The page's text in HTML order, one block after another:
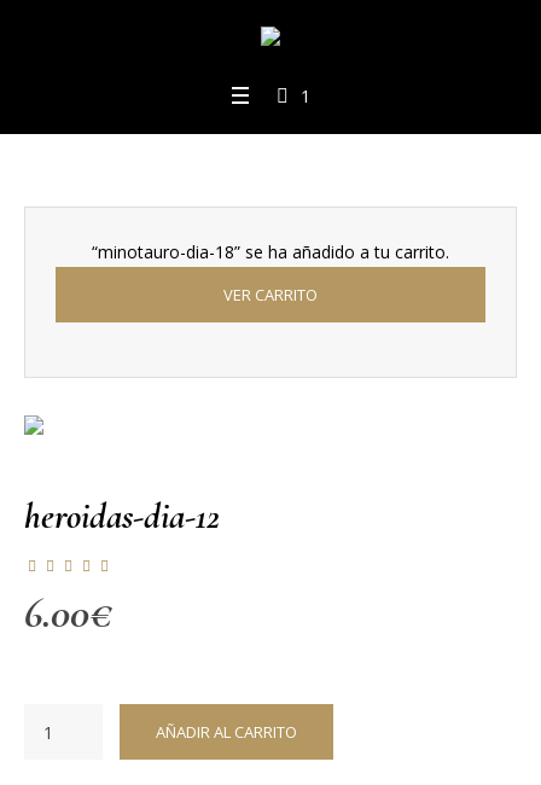
1
“minotauro-dia-18” se ha añadido a tu carrito.
VER CARRITO
heroidas-dia-12
6.00€
AÑADIR AL CARRITO